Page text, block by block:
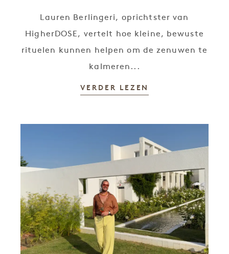
Lauren Berlingeri, oprichtster van
HigherDOSE, vertelt hoe kleine, bewuste
rituelen kunnen helpen om de zenuwen te
kalmeren...
VERDER LEZEN